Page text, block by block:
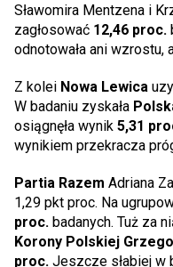
Sławomira Mentzena i
zagłosować 12,46 proc.
odnotowała ani wzrostu,
Z kolei Nowa Lewica
W badaniu zyskała
osiągnęła wynik 5,31
wynikiem przekracza
Partia Razem Adriana
1,29 pkt proc. Na
proc. badanych. Tuż za
Korony Polskiej
proc. Jeszcze słabiej w